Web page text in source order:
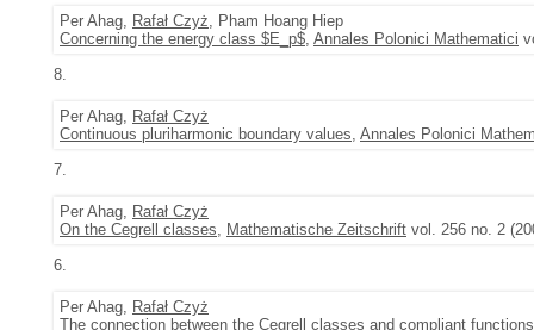
Per Ahag, Rafał Czyż, Pham Hoang Hiep
Concerning the energy class $E_p$, Annales Polonici Mathematici
8.
Per Ahag, Rafał Czyż
Continuous pluriharmonic boundary values, Annales Polonici
7.
Per Ahag, Rafał Czyż
On the Cegrell classes, Mathematische Zeitschrift vol. 256 no. 2
6.
Per Ahag, Rafał Czyż
The connection between the Cegrell classes and compliant functions